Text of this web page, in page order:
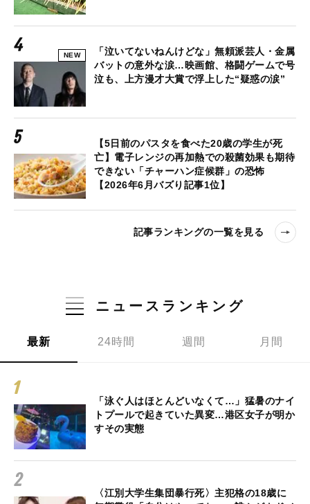
NEW
「泣いてないねんけどな」無頼派芸人・金属
バットの意外な涙…映画館、格闘ゲームで号
泣も、上方漫才大賞で浮上した“疑惑の涙”
【5日前のパスタを食べた20歳の学生が死
亡】電子レンジの再加熱での殺菌効果も期待
できない「チャーハン症候群」の恐怖
【2026年6月バズり記事1位】
記事ランキングの一覧を見る
ニュースランキング
最新 24時間 週間 月間
「泳ぐ人はほとんどいなくて…」猛暑のナイ
トプールで起きていた異変…港区女子が明か
すその実態
〈江別大学生集団暴行死〉主犯格の18歳に